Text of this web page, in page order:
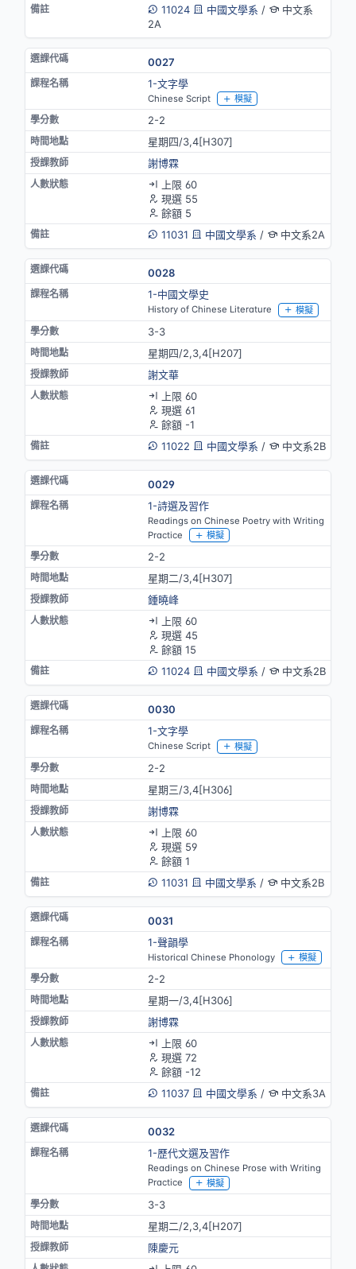
11024
中國文學系 /
中文系
2A
0027
1-文字學
Chinese Script 模擬
2-2
星期四/3,4[H307]
謝博霖
上限 60
現選 55
餘額 5
11031
中國文學系 / 中文系2A
0028
1-中國文學史
History of Chinese Literature 模擬
3-3
星期四/2,3,4[H207]
謝文華
上限 60
現選 61
餘額 -1
11022
中國文學系 / 中文系2B
0029
1-詩選及習作
Readings on Chinese Poetry with Writing
Practice
模擬
2-2
星期二/3,4[H307]
鍾曉峰
上限 60
現選 45
餘額 15
11024
中國文學系 / 中文系2B
0030
1-文字學
Chinese Script 模擬
2-2
星期三/3,4[H306]
謝博霖
上限 60
現選 59
餘額 1
11031
中國文學系 / 中文系2B
0031
1-聲韻學
Historical Chinese Phonology 模擬
2-2
星期一/3,4[H306]
謝博霖
上限 60
現選 72
餘額 -12
11037
中國文學系 / 中文系3A
0032
1-歷代文選及習作
Readings on Chinese Prose with Writing
Practice
模擬
3-3
星期二/2,3,4[H207]
陳慶元